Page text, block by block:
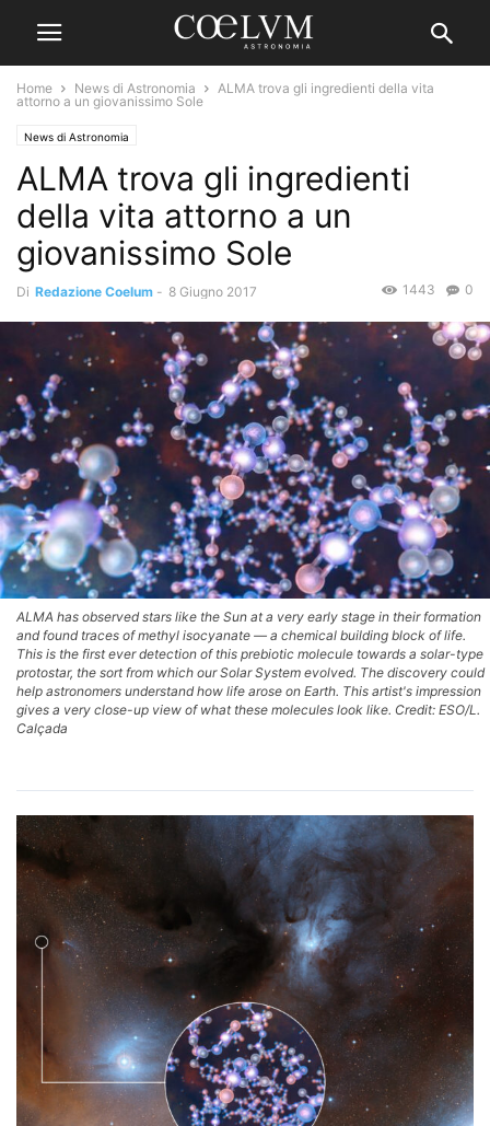
Home News di Astronomia
ALMA trova gli ingredienti della vita
attorno a un giovanissimo Sole
News di Astronomia
ALMA trova gli ingredienti
della vita attorno a un
giovanissimo Sole
Di Redazione Coelum - 8 Giugno 2017 0
1443
ALMA has observed stars like the Sun at a very early stage in their formation
and found traces of methyl isocyanate — a chemical building block of life.
This is the first ever detection of this prebiotic molecule towards a solar-type
protostar, the sort from which our Solar System evolved. The discovery could
help astronomers understand how life arose on Earth. This artist's impression
gives a very close-up view of what these molecules look like. Credit: ESO/L.
Calçada